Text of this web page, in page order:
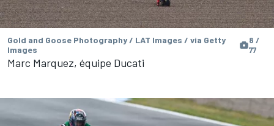
Gold and Goose Photography / LAT Images / via Getty
Images
8 /
77
Marc Marquez, équipe Ducati